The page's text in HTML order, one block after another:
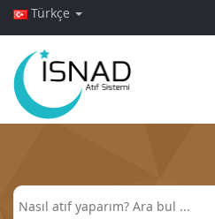
Türkçe